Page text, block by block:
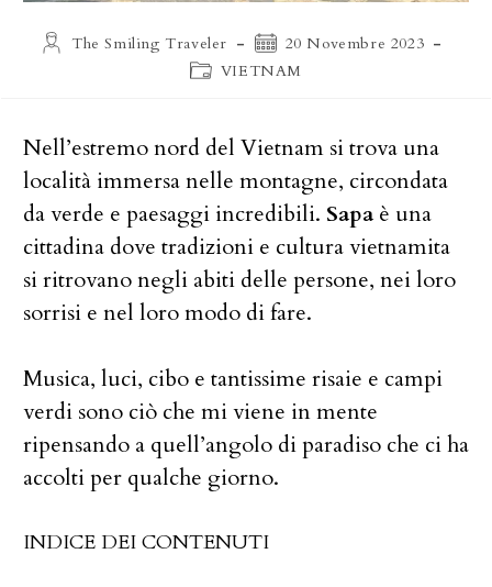
AutoreThe Smiling Traveler
Articolo
pubblicato:
20 Novembre 2023
Categoria
VIETNAM
Nell’estremo nord del Vietnam si trova una
località immersa nelle montagne, circondata
da verde e paesaggi incredibili. Sapa è una
cittadina dove tradizioni e cultura vietnamita
si ritrovano negli abiti delle persone, nei loro
sorrisi e nel loro modo di fare.
Musica, luci, cibo e tantissime risaie e campi
verdi sono ciò che mi viene in mente
ripensando a quell’angolo di paradiso che ci ha
accolti per qualche giorno.
INDICE DEI CONTENUTI